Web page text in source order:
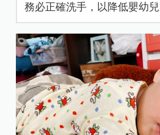
務必正確洗手，以降低嬰幼兒